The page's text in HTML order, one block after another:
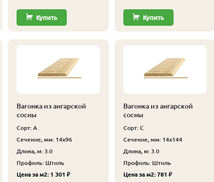
Купить Купить
Вагонка из ангарской
сосны
Сорт: А
Сечение, мм: 14x96
Длина, м: 3.0
Профиль: Штиль
Цена за м2: 1 301 ₽
Вагонка из ангарской
сосны
Сорт: С
Сечение, мм: 14x144
Длина, м: 3.0
Профиль: Штиль
Цена за м2: 781 ₽